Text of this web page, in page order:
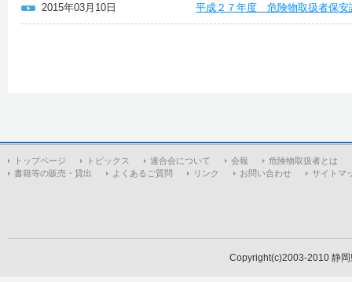
2015年03月10日 平成２７年度 危険物取扱者保安
トップページ トピックス 連合会について 会報
危険物取扱者とは
書籍等の販売・貸出
よくあるご質問 リンク お問い合わせ サイトマ
Copyright(c)2003-2010 静